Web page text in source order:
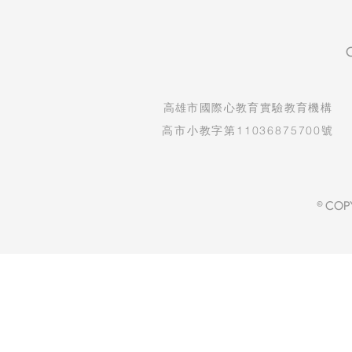
​高雄市國際心教育實驗教育機構
高市小教字第11036875700號
©